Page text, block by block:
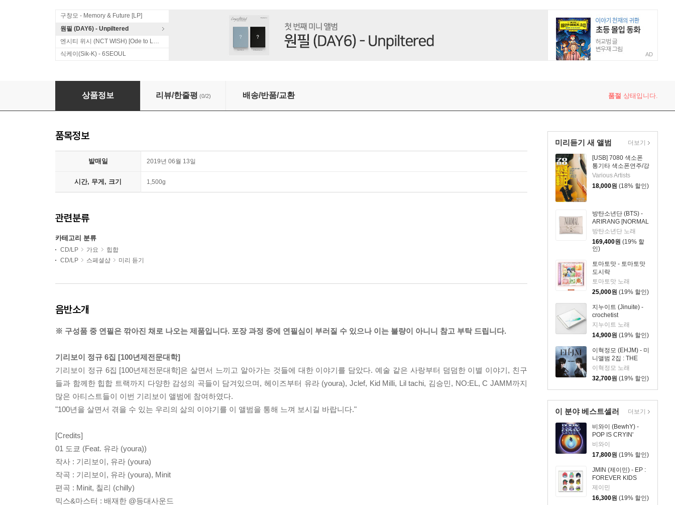
구창모 - Memory & Future [LP]
원필 (DAY6) - Unpiltered
엔시티 위시 (NCT WISH) [Ode to Love]
식케이(Sik-K) - 6SEOUL
AD
기리보이 (Giriboy) - 100년제전문대학
상품정보 리뷰/한줄평 (0/2) 배송/반품/교환 품절 상태입니다.
미리듣기 새 앨범
[USB] 7080 색소폰
통기타 색소폰연주/강
승용
Various Artists
18,000원 (18% 할인)
방탄소년단 (BTS) -
ARIRANG [NORMAL
x CALVIN KLEIN
SLEEPWEAR]
방탄소년단 노래
169,400원 (19% 할
인)
토마토맛 - 토마토맛
도시락
토마토맛 노래
25,000원 (19% 할인)
지누이트 (Jinuite) -
crochetist
지누이트 노래
14,900원 (19% 할인)
이혁정모 (EHJM) - 미
니앨범 2집 : THE
MEN
이혁정모 노래
32,700원 (19% 할인)
더보기
이 분야 베스트셀러
비와이 (BewhY) -
POP IS CRYIN'
비와이
17,800원 (19% 할인)
JMIN (제이민) - EP :
FOREVER KIDS
제이민
16,300원 (19% 할인)
더보기
품목정보
발매일 2019년 06월 13일
시간, 무게, 크기 1,500g
관련분류
카테고리 분류
CD/LP 가요
힙합
CD/LP
스페셜샵 미리 듣기
음반소개
※ 구성품 중 연필은 깎아진 채로 나오는 제품입니다. 포장 과정 중에 연필심이 부러질 수 있으나 이는 불량이 아니니 참고 부탁 드립니다.
기리보이 정규 6집 [100년제전문대학]
기리보이 정규 6집 [100년제전문대학]은 살면서 느끼고 알아가는 것들에 대한 이야기를 담았다. 예술 같은 사랑부터 덤덤한 이별 이야기, 친구
들과 함께한 힙합 트랙까지 다양한 감성의 곡들이 담겨있으며, 헤이즈부터 유라 (youra), Jclef, Kid Milli, Lil tachi, 김승민, NO:EL, C JAMM까지
많은 아티스트들이 이번 기리보이 앨범에 참여하였다.
"100년을 살면서 겪을 수 있는 우리의 삶의 이야기를 이 앨범을 통해 느껴 보시길 바랍니다."
[Credits]
01 도쿄 (Feat. 유라 (youra))
작사 : 기리보이, 유라 (youra)
작곡 : 기리보이, 유라 (youra), Minit
편곡 : Minit, 칠리 (chilly)
믹스&마스터 : 배재한 @등대사운드